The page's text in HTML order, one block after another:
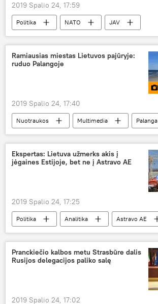
2019 Spalio 24, 17:59
Politika NATO
JAV
Baltijos šalys
Raimundas Karoblis
Ramiausias miestas Lietuvos pajūryje:
ruduo Palangoje
2019 Spalio 24, 17:40
Nuotraukos Multimedia
Palanga
Lietuva
ruduo
Ekspertas: Lietuva užmerks akis į
jėgaines Estijoje, bet ne į Astravo AE
2019 Spalio 24, 17:25
Politika Analitika
Astravo AE
Lietuva
Estija
Pranckiečio kalbos metu Strasbūre dalis
Rusijos delegacijos paliko salę
2019 Spalio 24, 17:02